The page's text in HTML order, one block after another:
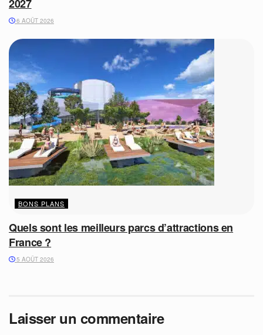
2027
6 AOÛT 2026
BONS PLANS
Quels sont les meilleurs parcs d’attractions en
France ?
5 AOÛT 2026
Laisser un commentaire